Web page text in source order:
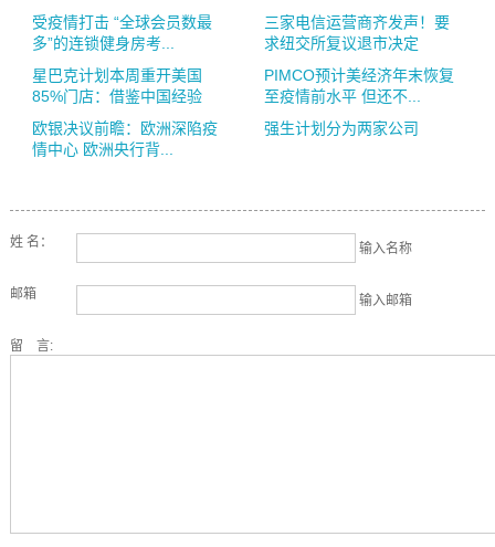
受疫情打击 “全球会员数最
多”的连锁健身房考...
三家电信运营商齐发声！要
求纽交所复议退市决定
星巴克计划本周重开美国
85%门店：借鉴中国经验
PIMCO预计美经济年末恢复
至疫情前水平 但还不...
欧银决议前瞻：欧洲深陷疫
情中心 欧洲央行背...
强生计划分为两家公司
姓 名： 输入名称
邮箱 输入邮箱
留 言: